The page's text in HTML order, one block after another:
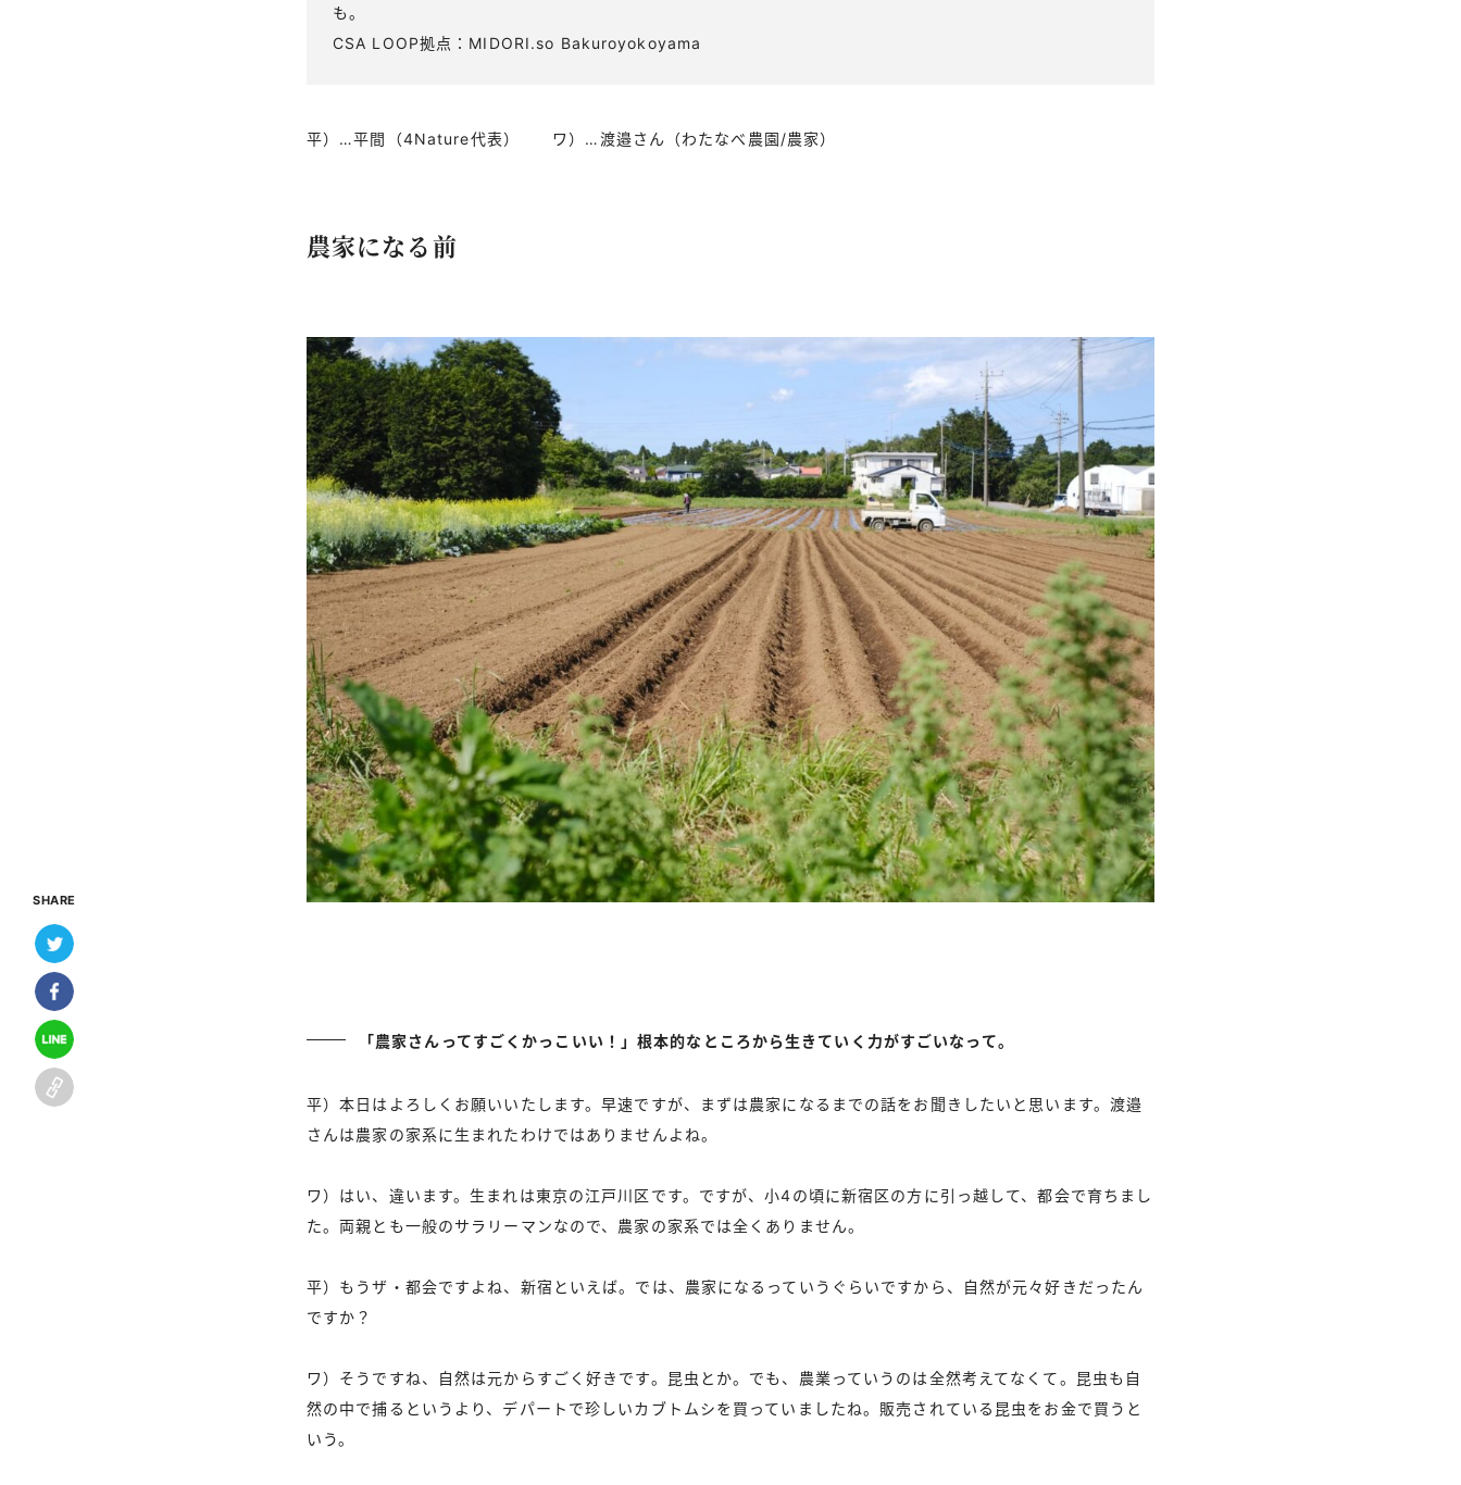
も。
CSA LOOP拠点：MIDORI.so Bakuroyokoyama
平）…平間（4Nature代表） ワ）…渡邉さん（わたなべ農園/農家）
農家になる前
「農家さんってすごくかっこいい！」根本的なところから生きていく力がすごいなって。
平）本日はよろしくお願いいたします。早速ですが、まずは農家になるまでの話をお聞きしたいと思います。渡邉
さんは農家の家系に生まれたわけではありませんよね。
ワ）はい、違います。生まれは東京の江戸川区です。ですが、小4の頃に新宿区の方に引っ越して、都会で育ちまし
た。両親とも一般のサラリーマンなので、農家の家系では全くありません。
平）もうザ・都会ですよね、新宿といえば。では、農家になるっていうぐらいですから、自然が元々好きだったん
ですか？
ワ）そうですね、自然は元からすごく好きです。昆虫とか。でも、農業っていうのは全然考えてなくて。昆虫も自
然の中で捕るというより、デパートで珍しいカブトムシを買っていましたね。販売されている昆虫をお金で買うと
いう。
SHARE